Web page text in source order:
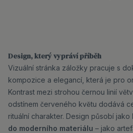
Design, který vypráví příběh
Vizuální stránka záložky pracuje s
kompozice a elegancí, která je pro
Kontrast mezi strohou černou linií
odstínem červeného květu dodává
rituální charakter. Design působí jako
do moderního materiálu – jako